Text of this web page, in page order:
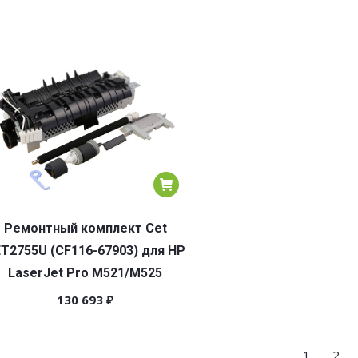
Ремонтный комплект Cet
(CF116-67903) для HP
LaserJet Pro M521/M525
130 693 ₽
1 2